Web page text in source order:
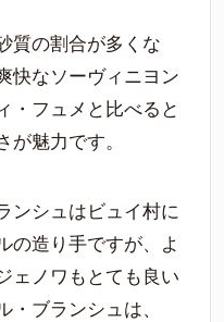
質の割合が多くな
快なソーヴィニヨン
・フュメと比べると
が魅力です。
ンシュはビュイ村に
の造り手ですが、よ
ェノワもとても良い
・ブランシュは、